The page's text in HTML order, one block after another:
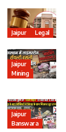
Jaipur Legal
Jaipur
Mining
Jaipur
Banswara